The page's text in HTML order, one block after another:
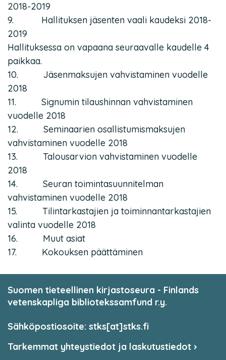
2018-2019
9. Hallituksen jäsenten vaali kaudeksi 2018-
2019
Hallituksessa on vapaana seuraavalle kaudelle 4
paikkaa.
10. Jäsenmaksujen vahvistaminen vuodelle
2018
11. Signumin tilaushinnan vahvistaminen
vuodelle 2018
12. Seminaarien osallistumismaksujen
vahvistaminen vuodelle 2018
13. Talousarvion vahvistaminen vuodelle
2018
14. Seuran toimintasuunnitelman
vahvistaminen vuodelle 2018
15. Tilintarkastajien ja toiminnantarkastajien
valinta vuodelle 2018
16. Muut asiat
17. Kokouksen päättäminen
Suomen tieteellinen kirjastoseura - Finlands
vetenskapliga bibliotekssamfund r.y.
Sähköpostiosoite: stks[at]stks.fi
Tarkemmat yhteystiedot ja laskutustiedot